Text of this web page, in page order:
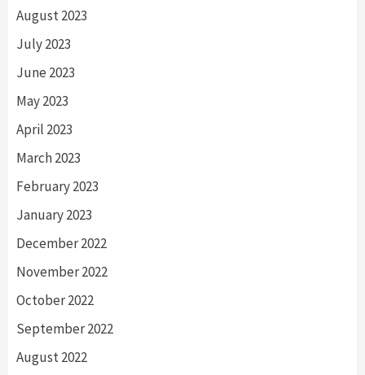
August 2023
July 2023
June 2023
May 2023
April 2023
March 2023
February 2023
January 2023
December 2022
November 2022
October 2022
September 2022
August 2022